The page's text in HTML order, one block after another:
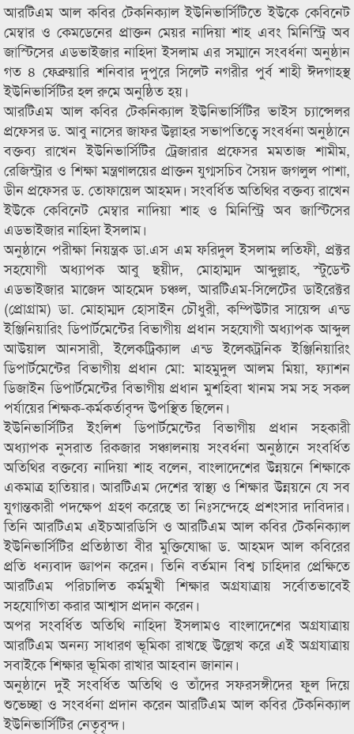
আরটিএম আল কবির টেকনিক্যাল ইউনিভার্সিটিতে ইউকে কেবিনেট
মেম্বার ও কেমডেনের প্রাক্তন মেয়র নাদিয়া শাহ এবং মিনিস্ট্রি অব
জাস্টিসের এডভাইজার নাহিদা ইসলাম এর সম্মানে সংবর্ধনা অনুষ্ঠান
গত ৪ ফেব্রুয়ারি শনিবার দুপুরে সিলেট নগরীর পুর্ব শাহী ঈদগাহস্থ
ইউনিভার্সিটির হল রুমে অনুষ্ঠিত হয়।
আরটিএম আল কবির টেকনিক্যাল ইউনিভার্সিটির ভাইস চ্যান্সেলর
প্রফেসর ড. আবু নাসের জাফর উল্লাহর সভাপতিত্বে সংবর্ধনা অনুষ্ঠানে
বক্তব্য রাখেন ইউনিভার্সিটির ট্রেজারার প্রফেসর মমতাজ শামীম,
রেজিস্ট্রার ও শিক্ষা মন্ত্রণালয়ের প্রাক্তন যুগ্মসচিব সৈয়দ জগলুল পাশা,
ডীন প্রফেসর ড. তোফায়েল আহমদ। সংবর্ধিত অতিথির বক্তব্য রাখেন
ইউকে কেবিনেট মেম্বার নাদিয়া শাহ ও মিনিস্ট্রি অব জাস্টিসের
এডভাইজার নাহিদা ইসলাম।
অনুষ্ঠানে পরীক্ষা নিয়ন্ত্রক ডা.এস এম ফরিদুল ইসলাম লতিফী, প্রক্টর
সহযোগী অধ্যাপক আবু ছয়ীদ, মোহাম্মদ আব্দুল্লাহ, স্টুডেন্ট
এডভাইজার মাজেদ আহমেদ চঞ্চল, আরটিএম-সিলেটের ডাইরেক্টর
(প্রোগ্রাম) ডা. মোহাম্মদ হোসাইন চৌধুরী, কম্পিউটার সায়েন্স এন্ড
ইঞ্জিনিয়ারিং ডিপার্টমেন্টের বিভাগীয় প্রধান সহযোগী অধ্যাপক আব্দুল
আউয়াল আনসারী, ইলেকট্রিক্যাল এন্ড ইলেকট্রনিক ইঞ্জিনিয়ারিং
ডিপার্টমেন্টের বিভাগীয় প্রধান মো: মাহমুদুল আলম মিয়া, ফ্যাশন
ডিজাইন ডিপার্টমেন্টের বিভাগীয় প্রধান মুশহিবা খানম সম সহ সকল
পর্যায়ের শিক্ষক-কর্মকর্তাবৃন্দ উপস্থিত ছিলেন।
ইউনিভার্সিটির ইংলিশ ডিপার্টমেন্টের বিভাগীয় প্রধান সহকারী
অধ্যাপক নুসরাত রিকজার সঞ্চালনায় সংবর্ধনা অনুষ্ঠানে সংবর্ধিত
অতিথির বক্তব্যে নাদিয়া শাহ বলেন, বাংলাদেশের উন্নয়নে শিক্ষাকে
একমাত্র হাতিয়ার। আরটিএম দেশের স্বাস্থ্য ও শিক্ষার উন্নয়নে যে সব
যুগান্তকারী পদক্ষেপ গ্রহণ করেছে তা নিঃসন্দেহে প্রশংসার দাবিদার।
তিনি আরটিএম এইচআরডিসি ও আরটিএম আল কবির টেকনিক্যাল
ইউনিভার্সিটির প্রতিষ্ঠাতা বীর মুক্তিযোদ্ধা ড. আহমদ আল কবিরের
প্রতি ধন্যবাদ জ্ঞাপন করেন। তিনি বর্তমান বিশ্ব চাহিদার প্রেক্ষিতে
আরটিএম পরিচালিত কর্মমুখী শিক্ষার অগ্রযাত্রায় সর্বোতভাবেই
সহযোগিতা করার আশ্বাস প্রদান করেন।
অপর সংবর্ধিত অতিথি নাহিদা ইসলামও বাংলাদেশের অগ্রযাত্রায়
আরটিএম অনন্য সাধারণ ভূমিকা রাখছে উল্লেখ করে এই অগ্রযাত্রায়
সবাইকে শিক্ষার ভূমিকা রাখার আহবান জানান।
অনুষ্ঠানে দুই সংবর্ধিত অতিথি ও তাঁদের সফরসঙ্গীদের ফুল দিয়ে
শুভেচ্ছা ও সংবর্ধনা প্রদান করেন আরটিএম আল কবির টেকনিক্যাল
ইউনিভার্সিটির নেতৃবৃন্দ।